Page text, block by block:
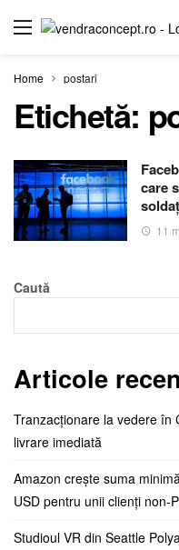
Home postari
Etichetă:
care
11
Caută
Articole
Tranzacționare la vedere în
livrare imediată
Amazon crește suma
USD pentru unii clienți non-
Studioul VR din Seattle